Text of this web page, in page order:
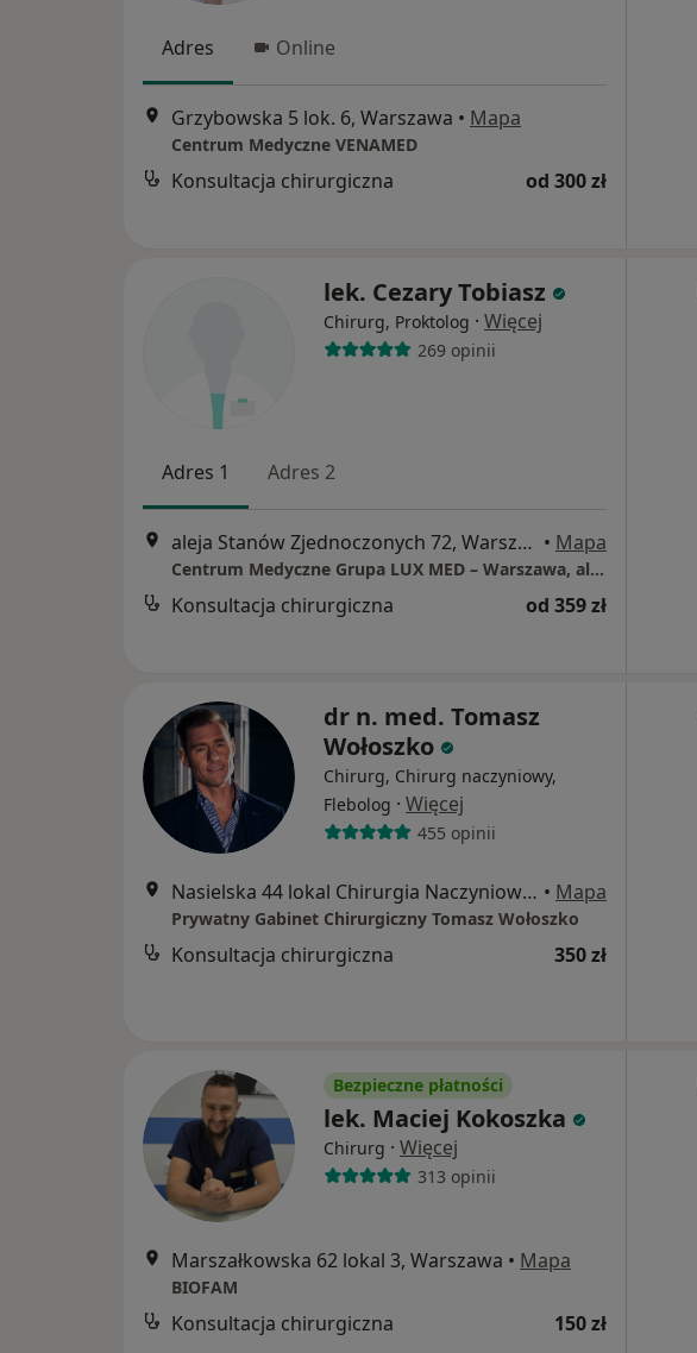
Adres Online
Grzybowska 5 lok. 6, Warszawa • Mapa
Centrum Medyczne VENAMED
Konsultacja chirurgiczna od 300 zł
lek. Cezary Tobiasz
Chirurg, Proktolog · Więcej
269 opinii
Adres 1 Adres 2
aleja Stanów Zjednoczonych 72, Warszawa • Mapa
Centrum Medyczne Grupa LUX MED – Warszawa, al. Stanów Zjednoczonych 72
Konsultacja chirurgiczna od 359 zł
dr n. med. Tomasz
Wołoszko
Chirurg, Chirurg naczyniowy,
Flebolog · Więcej
455 opinii
Nasielska 44 lokal Chirurgia Naczyniowa, Warszawa • Mapa
Prywatny Gabinet Chirurgiczny Tomasz Wołoszko
Konsultacja chirurgiczna 350 zł
Bezpieczne płatności
lek. Maciej Kokoszka
Chirurg · Więcej
313 opinii
Marszałkowska 62 lokal 3, Warszawa • Mapa
BIOFAM
Konsultacja chirurgiczna 150 zł